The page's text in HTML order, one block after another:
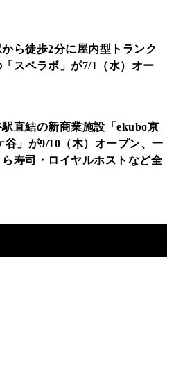
ら徒歩2分に屋内型トランク
スペラボ」が7/1（水）オー
直結の新商業施設「ekubo京
谷」が9/10（木）オープン、一
寿司・ロイヤルホストなど全